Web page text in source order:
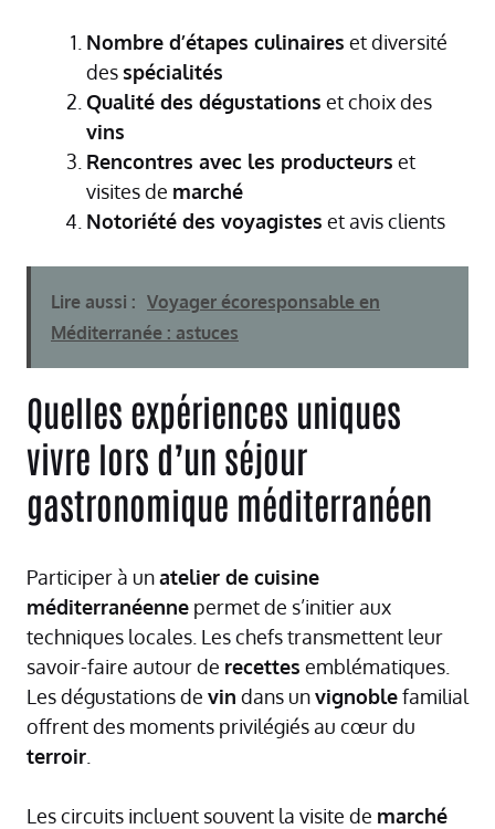
Nombre d’étapes culinaires et diversité
des spécialités
Qualité des dégustations et choix des
vins
Rencontres avec les producteurs et
visites de marché
Notoriété des voyagistes et avis clients
Lire aussi : Voyager écoresponsable en
Méditerranée : astuces
Quelles expériences uniques
vivre lors d’un séjour
gastronomique méditerranéen
Participer à unatelier de cuisine
méditerranéenne permet de s’initier aux
techniques locales. Les chefs transmettent leur
savoir-faire autour de recettes emblématiques.
Les dégustations de vin dans unvignoblefamilial
offrent des moments privilégiés au cœur du
terroir
Les circuits incluent souvent la visite de marché